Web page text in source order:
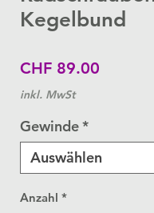
Kegelbund
CHF 89.00
inkl. MwSt
Gewinde*
Auswählen
Anzahl *